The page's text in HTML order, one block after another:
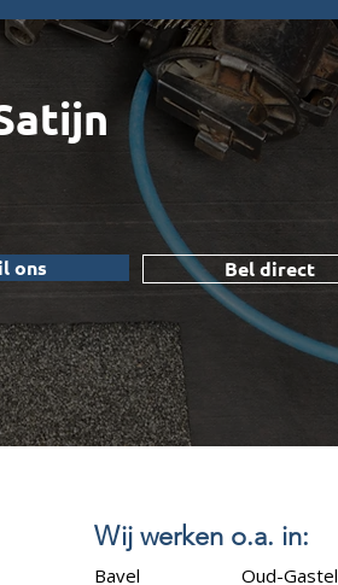
ons Bel direct
Wij werken o.a. in:
Bavel Oud-Gastel